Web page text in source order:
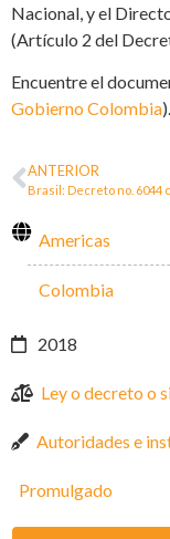
Nacional, y el
(Artículo 2 del
Encuentre el
Gobierno Colombia).
ANTERIOR
Americas
Colombia
2018
Ley o decreto o
Autoridades e
Promulgado